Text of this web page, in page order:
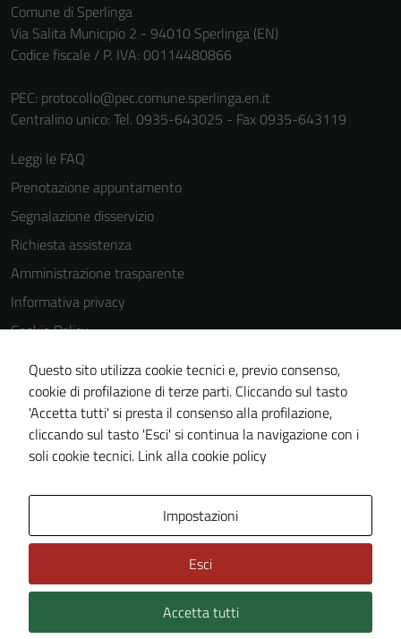
Comune di Sperlinga
Via Salita Municipio 2 - 94010 Sperlinga (EN)
Codice fiscale / P. IVA: 00114480866
PEC: protocollo@pec.comune.sperlinga.en.it
Centralino unico: Tel. 0935-643025 - Fax 0935-643119
Leggi le FAQ
Prenotazione appuntamento
Segnalazione disservizio
Richiesta assistenza
Amministrazione trasparente
Informativa privacy
Cookie Policy
Note legali
Dichiarazione di accessibilità
Obiettivi di accessibilità
Piano di miglioramento del sito
Technical Design s.r.l.
Questo sito utilizza cookie tecnici e, previo consenso,
cookie di profilazione di terze parti. Cliccando sul tasto
'Accetta tutti' si presta il consenso alla profilazione,
cliccando sul tasto 'Esci' si continua la navigazione con i
soli cookie tecnici. Link alla cookie policy
Impostazioni
Esci
Accetta tutti
Tecnici
sono necessari
per il